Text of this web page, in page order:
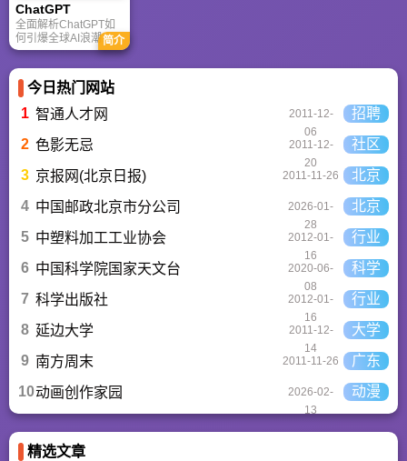
ChatGPT‌
全面解析ChatGPT如
何引爆全球AI浪潮！
通俗讲解神经网络、
Transformer与RLHF
核心技术，带您轻松
看懂大语言模型如何
重塑未来。
简介
今日热门网站
1 智通人才网
2011-12-
06
招聘
2 色影无忌
2011-12-
20
社区
3 京报网(北京日报) 2011-11-26
北京
4 中国邮政北京市分公司
2026-01-
28
北京
5 中塑料加工工业协会
2012-01-
16
行业
6 中国科学院国家天文台
2020-06-
08
科学
7 科学出版社
2012-01-
16
行业
8 延边大学
2011-12-
14
大学
9 南方周末 2011-11-26
广东
10动画创作家园
2026-02-
13
动漫
精选文章